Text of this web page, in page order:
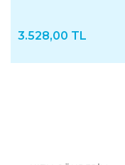
3.528,00 TL